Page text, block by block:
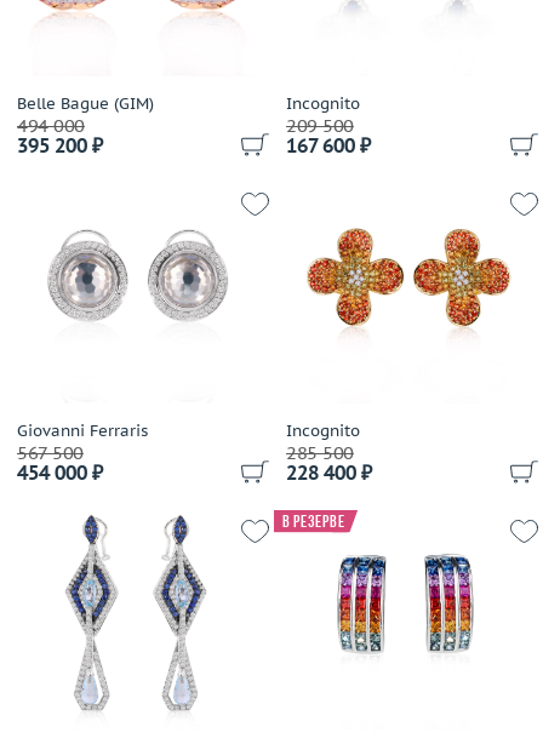
Belle Bague (GIM)
494 000
395 200 ₽
Incognito
209 500
167 600 ₽
Giovanni Ferraris
567 500
454 000 ₽
Incognito
285 500
228 400 ₽
В резерве